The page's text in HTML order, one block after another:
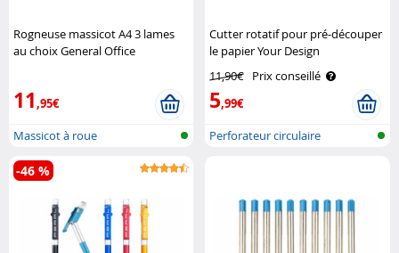
Rogneuse massicot A4 3 lames
au choix General Office
11,95€
Massicot à roue
Cutter rotatif pour pré-découper
le papier Your Design
11,90€ Prix conseillé
5,99€
Perforateur circulaire
-46 %